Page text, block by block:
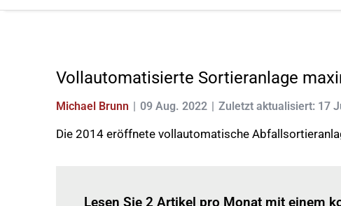
Vollautomatisierte Sortieranlage
Michael Brunn 09 Aug. 2022 Zuletzt aktualisiert: 17
Die 2014 eröffnete vollautomatische
Lesen Sie 2 Artikel pro Monat mit einem